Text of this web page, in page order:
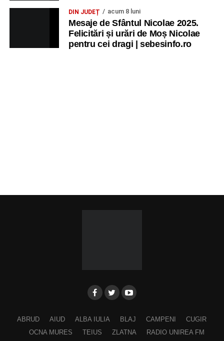
DIN JUDEȚ acum 8 luni
Mesaje de Sfântul Nicolae 2025.
Felicitări și urări de Moș Nicolae
pentru cei dragi | sebesinfo.ro
ABRUD AIUD ALBA IULIA BLAJ CAMPENI
CUGIR
OCNA MURES
TEIUS ZLATNA RADIO UNIREA FM